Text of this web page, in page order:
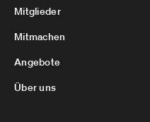
Mitglieder
Mitmachen
Angebote
Über uns